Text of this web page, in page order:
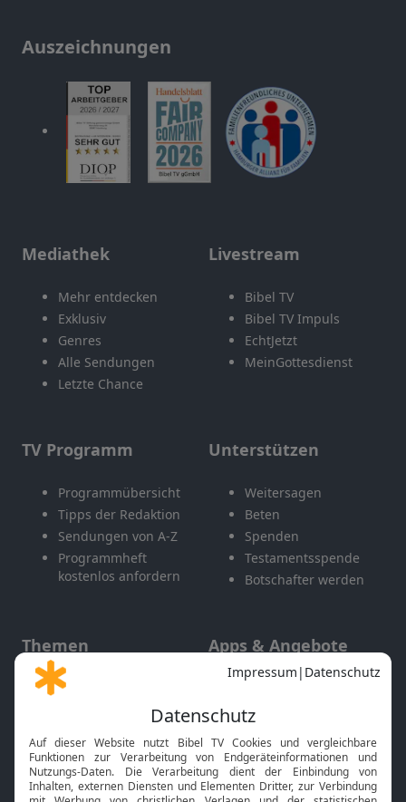
Auszeichnungen
Mediathek
Mehr entdecken
Exklusiv
Genres
Alle Sendungen
Letzte Chance
Livestream
Bibel TV
Bibel TV Impuls
EchtJetzt
MeinGottesdienst
TV Programm
Programmübersicht
Tipps der Redaktion
Sendungen von A-Z
Programmheft
kostenlos anfordern
Unterstützen
Weitersagen
Beten
Spenden
Testamentsspende
Botschafter werden
Themen
Gott und Bibel erklärt
Neuigkeiten
Apps & Angebote
Mobile App
Smart TV
HbbTV
Bibelthek Online-Bibel